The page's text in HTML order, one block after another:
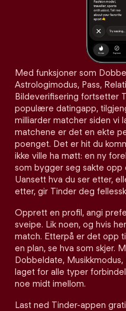
Med funksjoner som
Astrologimodus, Pass,
Bildeverifisering fortsetter
populære datingapp,
milliarder matcher siden vi
matchene er det en ekte
poenget. Det er hit du
ikke ville ha møtt: en ny
som bygger seg sakte opp
Uansett hva du ser etter,
etter, gir Tinder deg
Opprett en profil, angi
sveipe. Lik noen, og hvis
match. Etterpå er det opp
en plan, se hva som skjer.
Dobbeldate,
laget for alle typer
noe midt imellom.
Last ned Tinder-appen